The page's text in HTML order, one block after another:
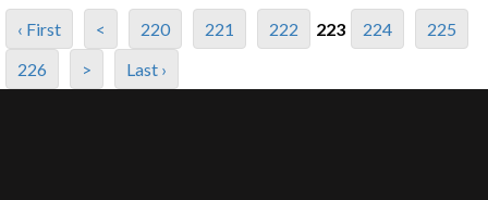
‹ First < 220 221 222 223 224
225
226
> Last ›